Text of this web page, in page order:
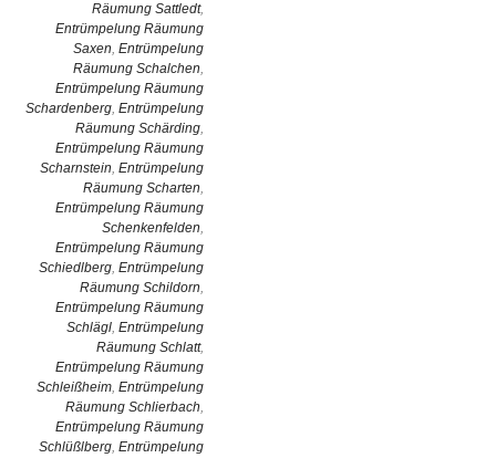
Räumung Sattledt,
Entrümpelung Räumung
Saxen, Entrümpelung
Räumung Schalchen,
Entrümpelung Räumung
Schardenberg, Entrümpelung
Räumung Schärding,
Entrümpelung Räumung
Scharnstein, Entrümpelung
Räumung Scharten,
Entrümpelung Räumung
Schenkenfelden,
Entrümpelung Räumung
Schiedlberg, Entrümpelung
Räumung Schildorn,
Entrümpelung Räumung
Schlägl, Entrümpelung
Räumung Schlatt,
Entrümpelung Räumung
Schleißheim, Entrümpelung
Räumung Schlierbach,
Entrümpelung Räumung
Schlüßlberg, Entrümpelung